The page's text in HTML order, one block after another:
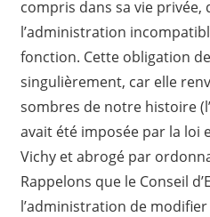
compris dans sa vie privée,
l’administration
fonction. Cette obligation
singulièrement, car elle
sombres de notre histoire
avait été imposée par la loi
Vichy et abrogé par
Rappelons que le Conseil
l’administration de